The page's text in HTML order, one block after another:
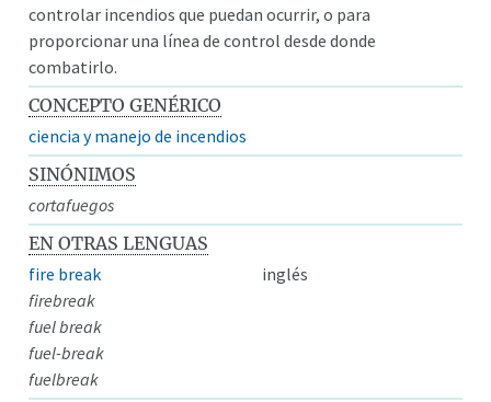
controlar incendios que puedan ocurrir, o para
proporcionar una línea de control desde donde
combatirlo.
CONCEPTO GENÉRICO
ciencia y manejo de incendios
SINÓNIMOS
cortafuegos
EN OTRAS LENGUAS
fire break
inglés
firebreak
fuel break
fuel-break
fuelbreak